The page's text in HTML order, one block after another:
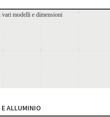
vari modelli e dimensioni
ALLUMINIO